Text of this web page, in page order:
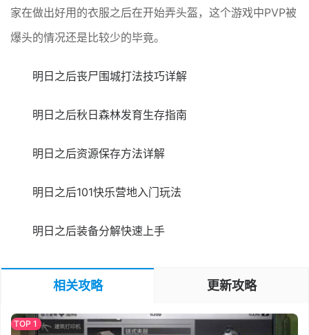
家在做出好用的衣服之后在开始弄头盔，这个游戏中PVP被
爆头的情况还是比较少的毕竟。
明日之后丧尸围城打法技巧详解
明日之后秋日森林发育生存指南
明日之后资源保存方法详解
明日之后101快乐营地入门玩法
明日之后装备分解快速上手
相关攻略 更新攻略